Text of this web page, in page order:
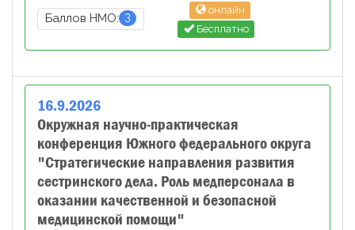
Баллов НМО: 3
онлайн
Бесплатно
16.9.2026
Окружная научно-практическая
конференция Южного федерального округа
"Стратегические направления развития
сестринского дела. Роль медперсонала в
оказании качественной и безопасной
медицинской помощи"